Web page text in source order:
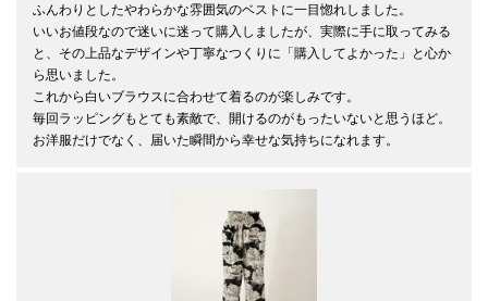
ふんわりとしたやわらかな雰囲気のベストに一目惚れしました。
いいお値段なので迷いに迷って購入しましたが、実際に手に取ってみる
と、その上品なデザインや丁寧なつくりに「購入してよかった」と心か
ら思いました。
これから白いブラウスに合わせて着るのが楽しみです。
毎回ラッピングもとても素敵で、開けるのがもったいないと思うほど。
お洋服だけでなく、届いた瞬間から幸せな気持ちになれます。